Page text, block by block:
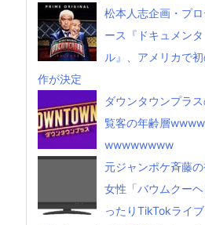
松本人志企画・プロ
ース『ドキュメンタ
ル』、アメリカで
作が決定
ダウンタウンプラス
覧客の年齢層
wwwwwwww
元ジャンポケ斉藤
女性「バウムクー
ったりTikTokライ